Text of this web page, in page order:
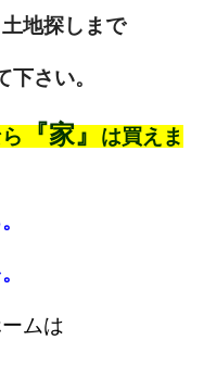
地探しまで
さい。
『家』は買えま
ムは